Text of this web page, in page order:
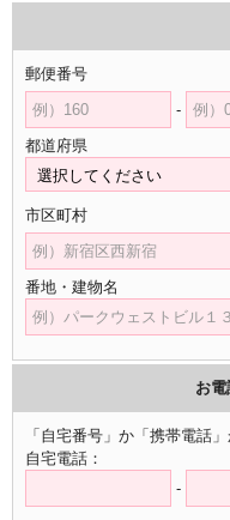
郵便番号
-
都道府県
市区町村
番地・建物名
お
「自宅番号」か「携帯電話
自宅電話：
-